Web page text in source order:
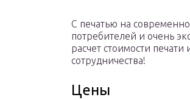
С печатью на
потребителей и очень
расчет стоимости
сотрудничества!
Цены